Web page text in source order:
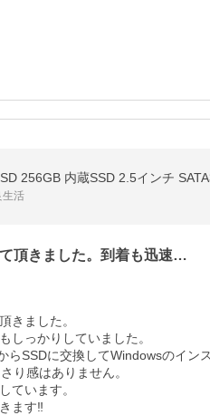
256GB 内蔵SSD 2.5インチ
生活
頂きました。到着も迅速…
きました。
しっかりしていました。
らSSDに交換してWindowsのイン
り感はありません。
ています。
ます‼︎